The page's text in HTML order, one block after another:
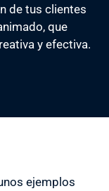
de tus clientes
que
y efectiva.
ejemplos